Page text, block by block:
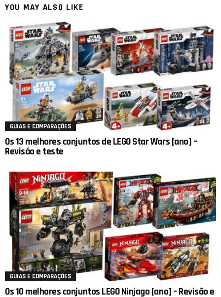
YOU MAY ALSO LIKE
GUIAS E COMPARAÇÕES
Os 13 melhores conjuntos de LEGO Star Wars [ano] –
Revisão e teste
GUIAS E COMPARAÇÕES
Os 10 melhores conjuntos LEGO Ninjago [ano] – Revisão e